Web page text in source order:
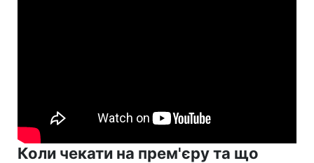
Коли чекати на прем'єру та що